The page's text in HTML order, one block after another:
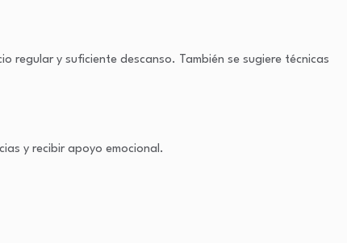
regular y suficiente descanso. También se sugiere técnicas
y recibir apoyo emocional.